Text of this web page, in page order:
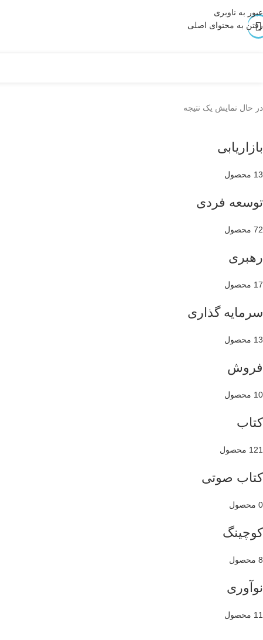
عبور به ناوبری
رفتن به محتوای اصلی
در حال نمایش یک نتیجه
بازاریابی
13 محصول
توسعه فردی
72 محصول
رهبری
17 محصول
سرمایه گذاری
13 محصول
فروش
10 محصول
کتاب
121 محصول
کتاب صوتی
0 محصول
کوچینگ
8 محصول
نوآوری
11 محصول